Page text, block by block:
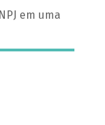
em uma